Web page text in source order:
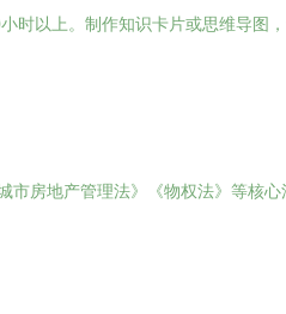
时以上。制作知识卡片或思维导图
房地产管理法》《物权法》等核心